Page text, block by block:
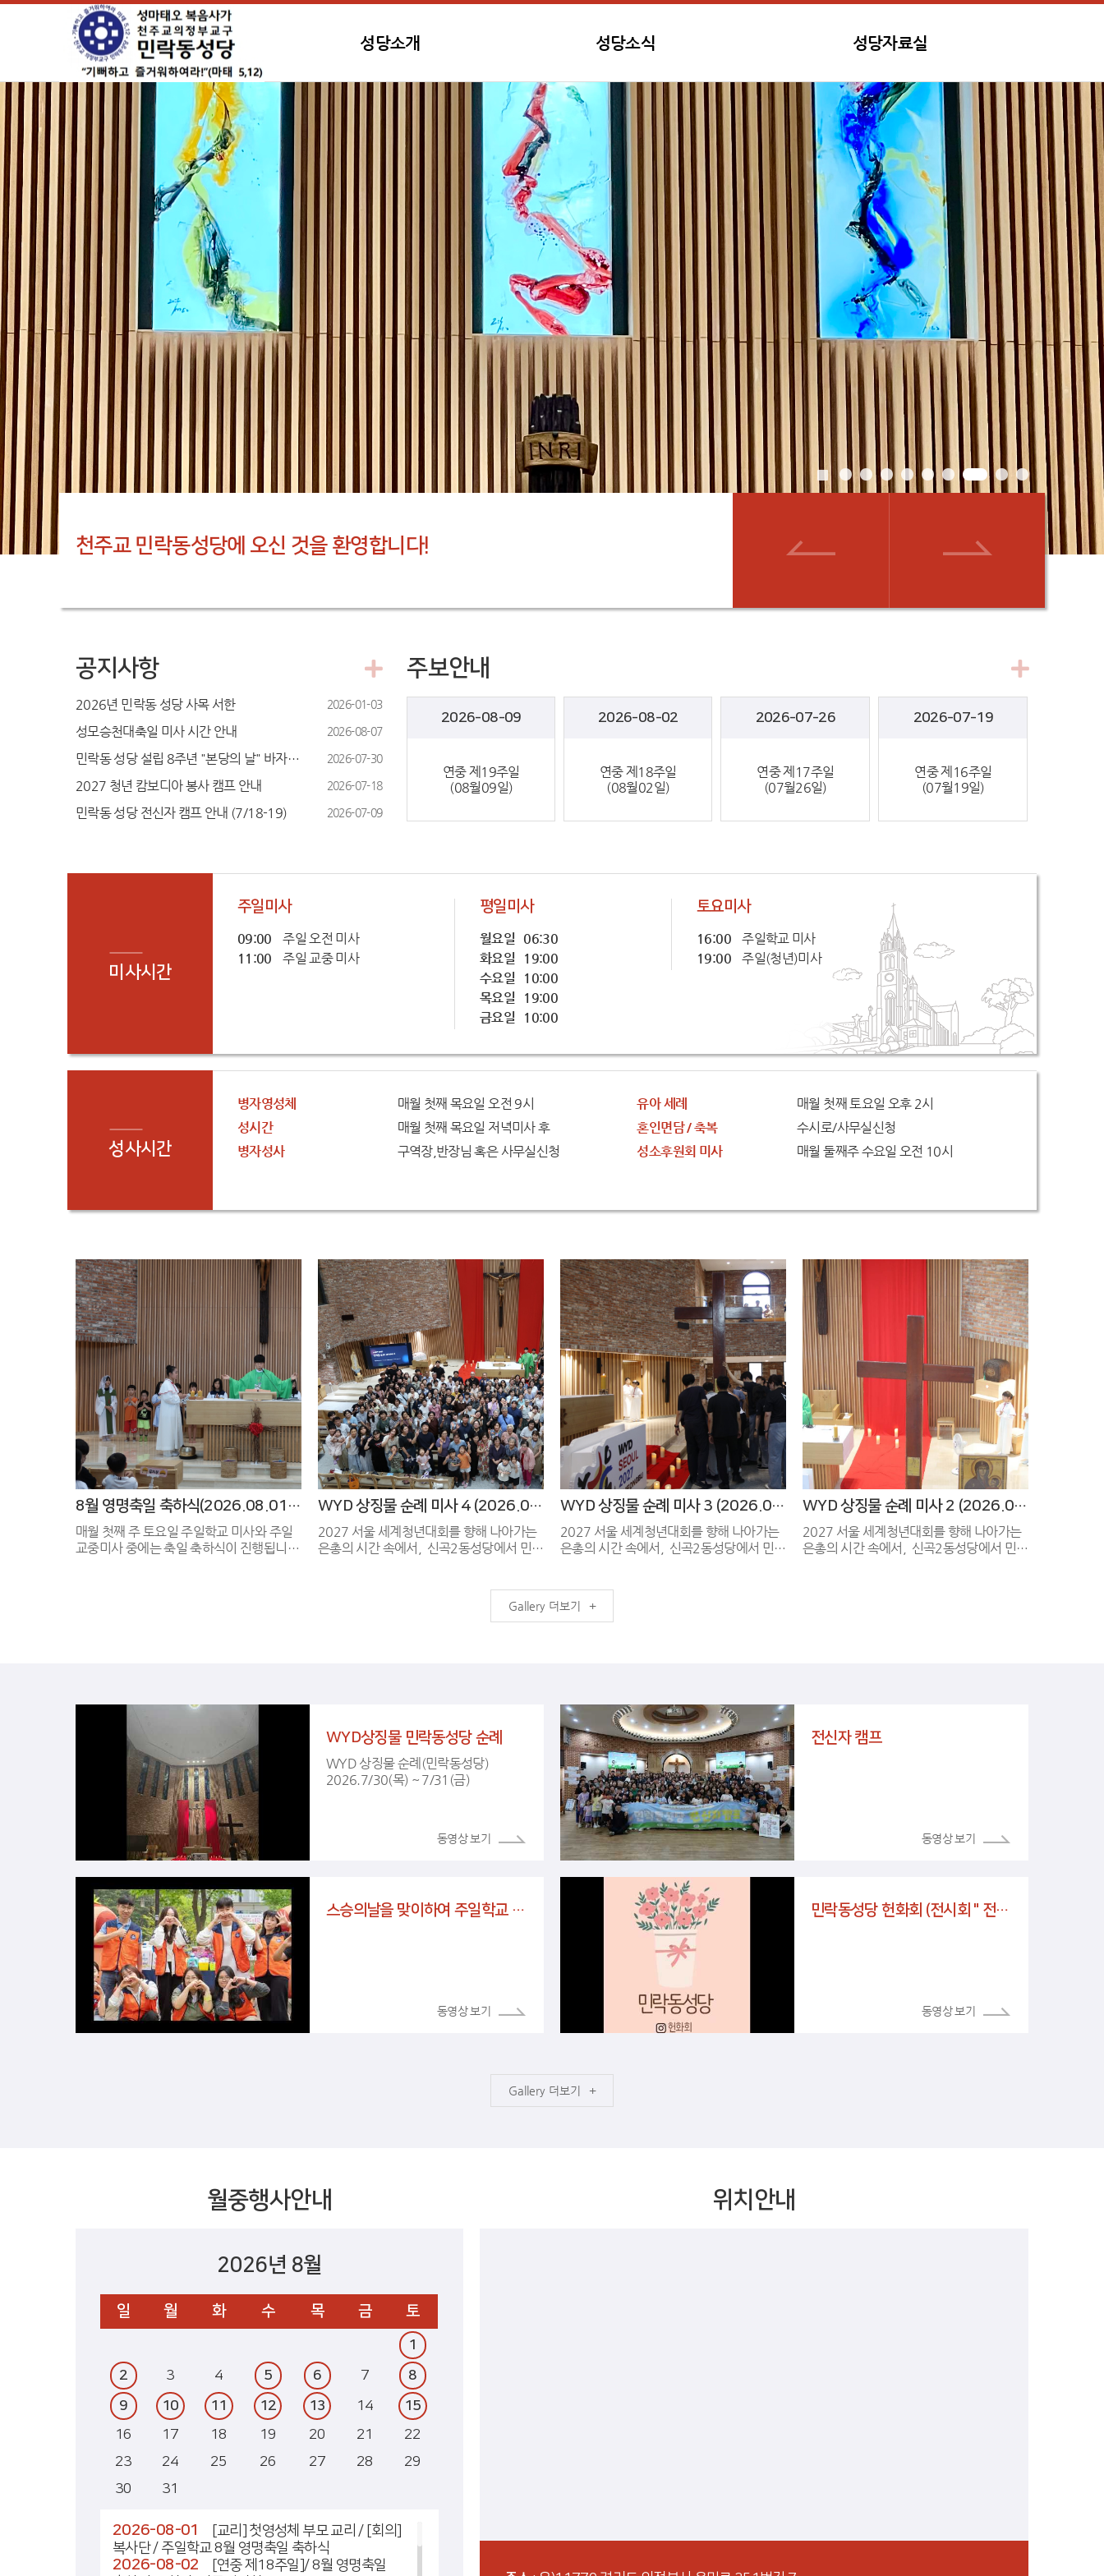
성당소개 성당소식 성당자료실
천주교 민락동성당에 오신 것을 환영합니다!
공지사항
2026년 민락동 성당 사목 서한 2026-01-03
성모승천대축일 미사 시간 안내 2026-08-07
민락동 성당 설립 8주년 "본당의 날" 바자회 안내 2026-07-30
2027 청년 캄보디아 봉사 캠프 안내 2026-07-18
민락동 성당 전신자 캠프 안내 (7/18-19) 2026-07-09
주보안내
2026-08-09
연중 제19주일
(08월09일)
2026-08-02
연중 제18주일
(08월02일)
2026-07-26
연중 제17주일
(07월26일)
2026-07-19
연중 제16주일
(07월19일)
미사시간
주일미사
09:00
주일 오전 미사
11:00
주일 교중 미사
평일미사
월요일 06:30
화요일 19:00
수요일 10:00
목요일 19:00
금요일 10:00
토요미사
16:00
주일학교 미사
19:00
주일(청년)미사
성사시간
병자영성체 매월 첫째 목요일 오전 9시 유아 세례
매월 첫째 토요일 오후 2시
성시간
매월 첫째 목요일 저녁미사 후 혼인면담 / 축복
수시로/사무실신청
병자성사
구역장,반장님 혹은 사무실신청 성소후원회 미사 매월 둘째주 수요일 오전 10시
8월 영명축일 축하식(2026.08.01-02)
매월 첫째 주 토요일 주일학교 미사와 주일
교중미사 중에는 축일 축하식이 진행됩니
WYD 상징물 순례 미사 4 (2026.07.30)
2027 서울 세계청년대회를 향해 나아가는
은총의 시간 속에서, 신곡2동성당에서 민락
분들의 떼제 찬양 소리, 그리고 WYD 상징
습니다.^^ 특별히 WYD 분과와 청소년분
과(청년회, 마태오회), 남성총구역에도 깊이
감사드립니다.
WYD 상징물 순례 미사 3 (2026.07.30)
2027 서울 세계청년대회를 향해 나아가는
은총의 시간 속에서, 신곡2동성당에서 민락
습니다. 어두운 성전을 채운 청년들과 교우
분들의 떼제 찬양 소리, 그리고 WYD 상징
다음순례지인 양주순교성지로 잘 보내드렸
습니다.^^ 특별히 WYD 분과와 청소년분
과(청년회, 마태오회), 남성총구역에도 깊이
감사드립니다.
WYD 상징물 순례 미사 2 (2026.07.30)
2027 서울 세계청년대회를 향해 나아가는
은총의 시간 속에서, 신곡2동성당에서 민락
습니다.^^ 특별히 WYD 분과와 청소년분
과(청년회, 마태오회), 남성총구역에도 깊이
더보기
WYD상징물 민락동성당 순례
WYD 상징물 순례(민락동성당)
2026.7/30(목) ~ 7/31(금)
전신자 캠프
스승의날을 맞이하여 주일학교 선생님들께(마태오회 아빠들) 민락동성당 헌화회 (전시회 " 전례를 피우다")
더보기
월중행사안내
2026년 8월
일 월 화 수 목 금 토
1
2
3 4 5 6 7
8
9
10 11 12 13 14
15
16
17 18 19 20 21
22
23
24 25 26 27 28
29
30
31
2026-08-01
[교리] 첫영성체 부모 교리 / [회의]
복사단 / 주일학교 8월 영명축일 축하식
2026-08-02
[연중 제18주일]/ 8월 영명축일
위치안내